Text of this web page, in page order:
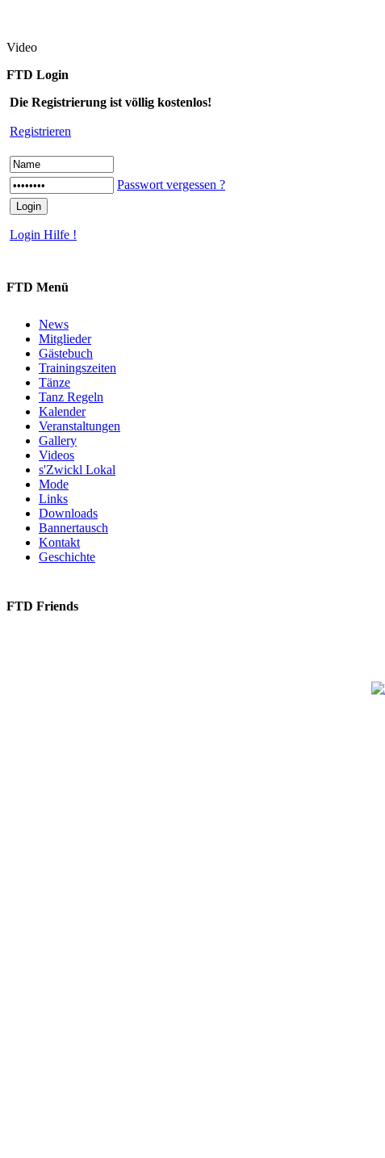
Video
FTD Login
Die Registrierung ist völlig kostenlos!
Registrieren
Passwort vergessen ?
Login Hilfe !
FTD Menü
News
Mitglieder
Gästebuch
Trainingszeiten
Tänze
Tanz Regeln
Kalender
Veranstaltungen
Gallery
Videos
s'Zwickl Lokal
Mode
Links
Downloads
Bannertausch
Kontakt
Geschichte
FTD Friends